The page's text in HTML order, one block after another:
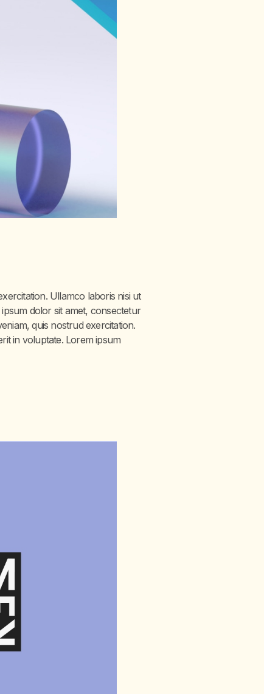
Ullamco laboris nisi ut
dolor sit amet, consectetur
quis nostrud exercitation.
in voluptate. Lorem ipsum